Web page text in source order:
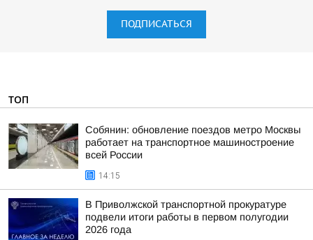
ПОДПИСАТЬСЯ
ТОП
Собянин: обновление поездов метро Москвы
работает на транспортное машиностроение
всей России
14:15
В Приволжской транспортной прокуратуре
подвели итоги работы в первом полугодии
2026 года